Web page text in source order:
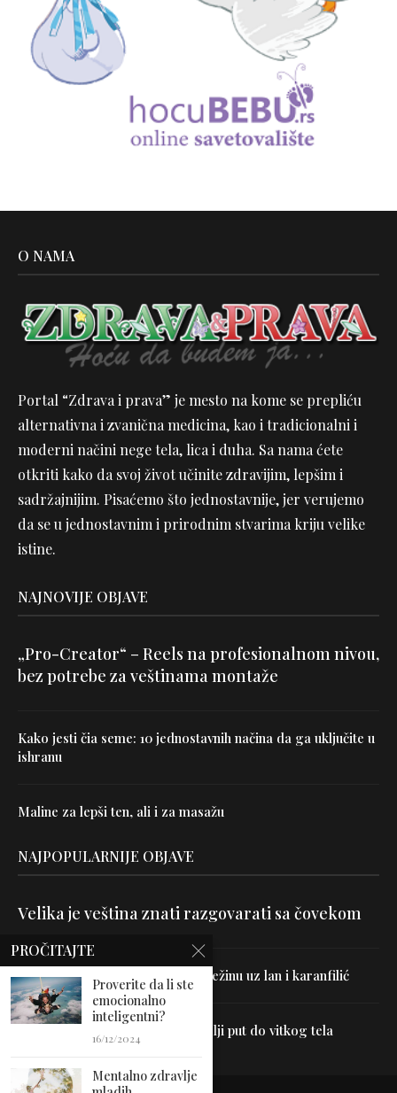
O NAMA
Portal “Zdrava i prava” je mesto na kome se prepliću
alternativna i zvanična medicina, kao i tradicionalni i
moderni načini nege tela, lica i duha. Sa nama ćete
otkriti kako da svoj život učinite zdravijim, lepšim i
sadržajnijim. Pisaćemo što jednostavnije, jer verujemo
da se u jednostavnim i prirodnim stvarima kriju velike
istine.
NAJNOVIJE OBJAVE
„Pro-Creator“ – Reels na profesionalnom nivou,
bez potrebe za veštinama montaže
Kako jesti čia seme: 10 jednostavnih načina da ga uključite u
ishranu
Maline za lepši ten, ali i za masažu
NAJPOPULARNIJE OBJAVE
Velika je veština znati razgovarati sa čovekom
Uništite parazite i normalizujte težinu uz lan i karanfilić
Dr Hajder: Akupunktura je najbolji put do vitkog tela
PROČITAJTE
Proverite da li ste
emocionalno
inteligentni?
16/12/2024
Mentalno zdravlje